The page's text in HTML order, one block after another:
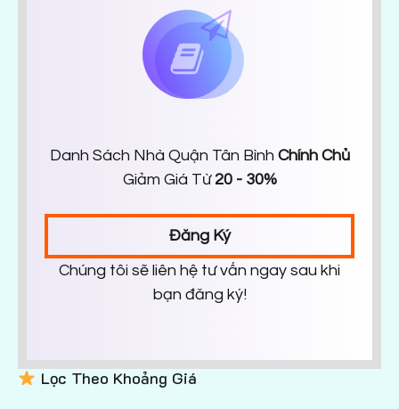
Danh Sách Nhà Quận Tân Bình Chính Chủ
Giảm Giá Từ 20 - 30%
Đăng Ký
Chúng tôi sẽ liên hệ tư vấn ngay sau khi
bạn đăng ký!
Lọc Theo Khoảng Giá